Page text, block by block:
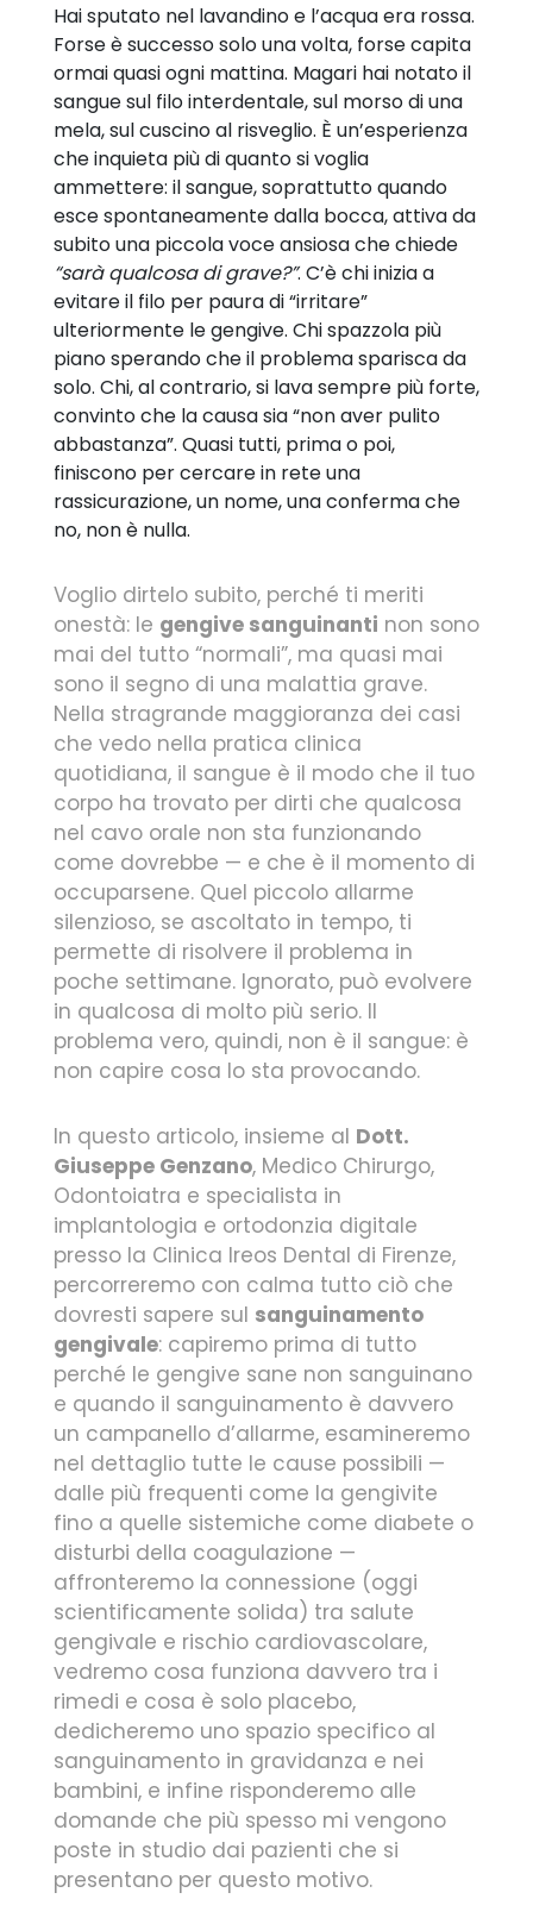
Hai sputato nel lavandino e l’acqua era rossa.
Forse è successo solo una volta, forse capita
ormai quasi ogni mattina. Magari hai notato il
sangue sul filo interdentale, sul morso di una
mela, sul cuscino al risveglio. È un’esperienza
che inquieta più di quanto si voglia
ammettere: il sangue, soprattutto quando
esce spontaneamente dalla bocca, attiva da
subito una piccola voce ansiosa che chiede
“sarà qualcosa di grave?”. C’è chi inizia a
evitare il filo per paura di “irritare”
ulteriormente le gengive. Chi spazzola più
piano sperando che il problema sparisca da
solo. Chi, al contrario, si lava sempre più forte,
convinto che la causa sia “non aver pulito
abbastanza”. Quasi tutti, prima o poi,
finiscono per cercare in rete una
rassicurazione, un nome, una conferma che
no, non è nulla.
Voglio dirtelo subito, perché ti meriti
onestà: le gengive sanguinanti non sono
mai del tutto “normali”, ma quasi mai
sono il segno di una malattia grave.
Nella stragrande maggioranza dei casi
che vedo nella pratica clinica
quotidiana, il sangue è il modo che il tuo
corpo ha trovato per dirti che qualcosa
nel cavo orale non sta funzionando
come dovrebbe — e che è il momento di
occuparsene. Quel piccolo allarme
silenzioso, se ascoltato in tempo, ti
permette di risolvere il problema in
poche settimane. Ignorato, può evolvere
in qualcosa di molto più serio. Il
problema vero, quindi, non è il sangue: è
non capire cosa lo sta provocando.
In questo articolo, insieme al Dott.
Giuseppe Genzano, Medico Chirurgo,
Odontoiatra e specialista in
implantologia e ortodonzia digitale
presso la Clinica Ireos Dental di Firenze,
percorreremo con calma tutto ciò che
dovresti sapere sul sanguinamento
gengivale: capiremo prima di tutto
perché le gengive sane non sanguinano
e quando il sanguinamento è davvero
un campanello d’allarme, esamineremo
nel dettaglio tutte le cause possibili —
dalle più frequenti come la gengivite
fino a quelle sistemiche come diabete o
disturbi della coagulazione —
affronteremo la connessione (oggi
scientificamente solida) tra salute
gengivale e rischio cardiovascolare,
vedremo cosa funziona davvero tra i
rimedi e cosa è solo placebo,
dedicheremo uno spazio specifico al
sanguinamento in gravidanza e nei
bambini, e infine risponderemo alle
domande che più spesso mi vengono
poste in studio dai pazienti che si
presentano per questo motivo.